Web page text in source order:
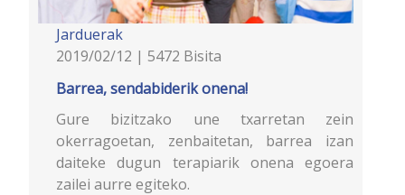
Jarduerak
2019/02/12 | 5472 Bisita
Barrea, sendabiderik onena!
Gure bizitzako une txarretan zein
okerragoetan, zenbaitetan, barrea izan
daiteke dugun terapiarik onena egoera
zailei aurre egiteko.